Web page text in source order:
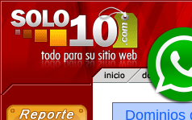
Dominios